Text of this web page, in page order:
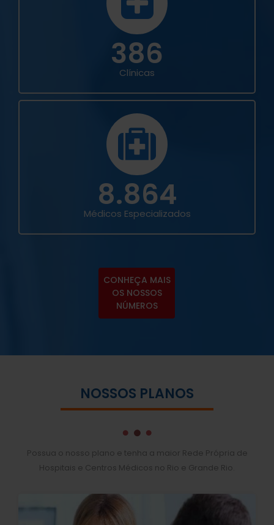
386
Clínicas
8.864
Médicos Especializados
CONHEÇA MAIS
OS NOSSOS
NÚMEROS
NOSSOS PLANOS
Possua o nosso plano e tenha a maior Rede Própria de
Hospitais e Centros Médicos no Rio e Grande Rio.